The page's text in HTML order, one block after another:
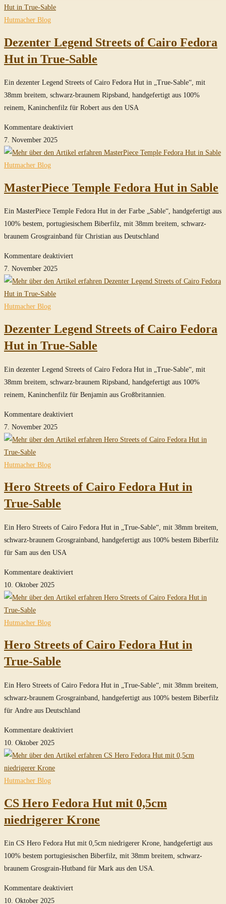
durchsuchen
Hutmacher Blog
Dezenter Legend Streets of Cairo Fedora
Hut in True-Sable
Ein dezenter Legend Streets of Cairo Fedora Hut in „True-Sable“, mit
38mm breitem, schwarz-braunem Ripsband, handgefertigt aus 100%
reinem, Kaninchenfilz für Robert aus den USA
Kommentare deaktiviertfür
Legend
Cairo
Hut
in
True-
Sable
7. November 2025
Hutmacher Blog
MasterPiece Temple Fedora Hut in Sable
Ein MasterPiece Temple Fedora Hut in der Farbe „Sable“, handgefertigt aus
100% bestem, portugiesischem Biberfilz, mit 38mm breitem, schwarz-
braunem Grosgrainband für Christian aus Deutschland
Kommentare deaktiviertfür
Temple
Sable
7. November 2025
Hutmacher Blog
Dezenter Legend Streets of Cairo Fedora
Hut in True-Sable
Ein dezenter Legend Streets of Cairo Fedora Hut in „True-Sable“, mit
38mm breitem, schwarz-braunem Ripsband, handgefertigt aus 100%
reinem, Kaninchenfilz für Benjamin aus Großbritannien.
Kommentare deaktiviertfür
Legend
Fedora
True-
Sable
7. November 2025
Hutmacher Blog
Hero Streets of Cairo Fedora Hut in
True-Sable
Ein Hero Streets of Cairo Fedora Hut in „True-Sable“, mit 38mm breitem,
schwarz-braunem Grosgrainband, handgefertigt aus 100% bestem Biberfilz
für Sam aus den USA
Kommentare deaktiviertfür
Streets
Hut
Sable
10. Oktober 2025
Hutmacher Blog
Hero Streets of Cairo Fedora Hut in
True-Sable
Ein Hero Streets of Cairo Fedora Hut in „True-Sable“, mit 38mm breitem,
schwarz-braunem Grosgrainband, handgefertigt aus 100% bestem Biberfilz
für Andre aus Deutschland
Kommentare deaktiviertfür
Streets
Hut
in
Sable
10. Oktober 2025
Hutmacher Blog
CS Hero Fedora Hut mit 0,5cm
niedrigerer Krone
Ein CS Hero Fedora Hut mit 0,5cm niedrigerer Krone, handgefertigt aus
100% bestem portugiesischen Biberfilz, mit 38mm breitem, schwarz-
braunem Grosgrain-Hutband für Mark aus den USA.
Kommentare deaktiviertfür
10. Oktober 2025